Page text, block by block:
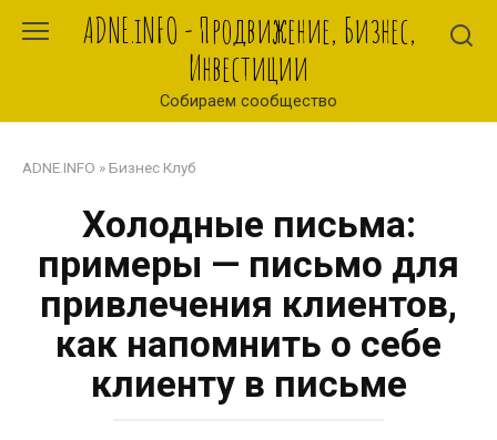
ADNE.iNFO - Продвижение, Бизнес,
Инвестиции
Собираем сообщество
ADNE.INFO »Бизнес Клуб
Холодные письма:
примеры — письмо для
привлечения клиентов,
как напомнить о себе
клиенту в письме